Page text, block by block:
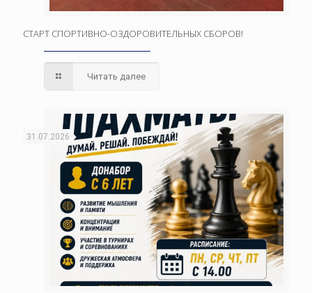
СТАРТ СПОРТИВНО-ОЗДОРОВИТЕЛЬНЫХ СБОРОВ!
Читать далее
31.07.2026